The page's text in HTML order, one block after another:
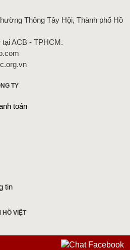
Thông Tây Hội, Thành phố Hồ
ACB - TPHCM.
TY
toán
tin
HỒ VIỆT